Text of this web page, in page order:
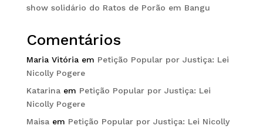
show solidário do Ratos de Porão em Bangu
Comentários
Maria Vitóriaem Petição Popular por Justiça: Lei
Nicolly Pogere
Katarinaem Petição Popular por Justiça: Lei
Nicolly Pogere
Maisaem Petição Popular por Justiça: Lei Nicolly